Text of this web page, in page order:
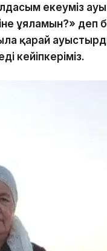
екеуміз
ұяламын?» деп
қарай
кейіпкеріміз.